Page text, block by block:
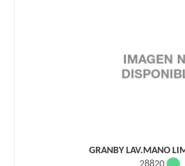
GRANBY LAV.MANO